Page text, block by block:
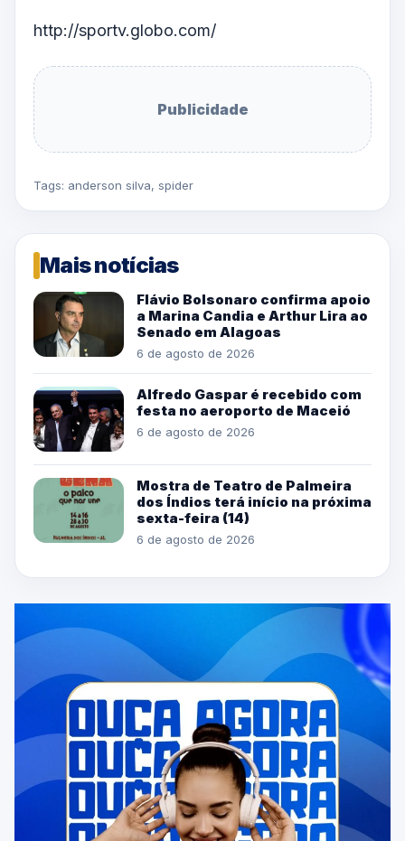
http://sportv.globo.com/
Publicidade
Tags: anderson silva, spider
Mais notícias
Flávio Bolsonaro confirma apoio
a Marina Candia e Arthur Lira ao
Senado em Alagoas
6 de agosto de 2026
Alfredo Gaspar é recebido com
festa no aeroporto de Maceió
6 de agosto de 2026
Mostra de Teatro de Palmeira
dos Índios terá início na próxima
sexta-feira (14)
6 de agosto de 2026